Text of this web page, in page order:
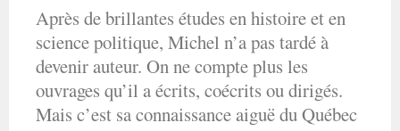
Après de brillantes études en histoire et en
science politique, Michel n’a pas tardé à
devenir auteur. On ne compte plus les
ouvrages qu’il a écrits, coécrits ou dirigés.
Mais c’est sa connaissance aiguë du Québec